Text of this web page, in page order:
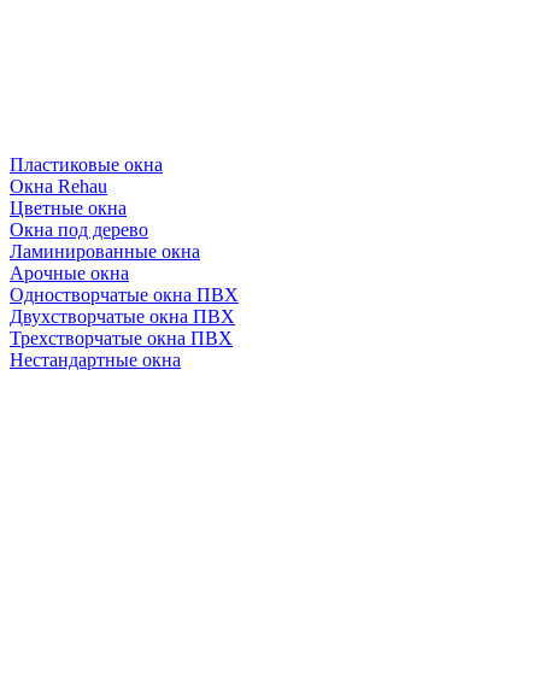
Пластиковые окна
Окна Rehau
Цветные окна
Окна под дерево
Ламинированные окна
Арочные окна
Одностворчатые окна ПВХ
Двухстворчатые окна ПВХ
Трехстворчатые окна ПВХ
Нестандартные окна